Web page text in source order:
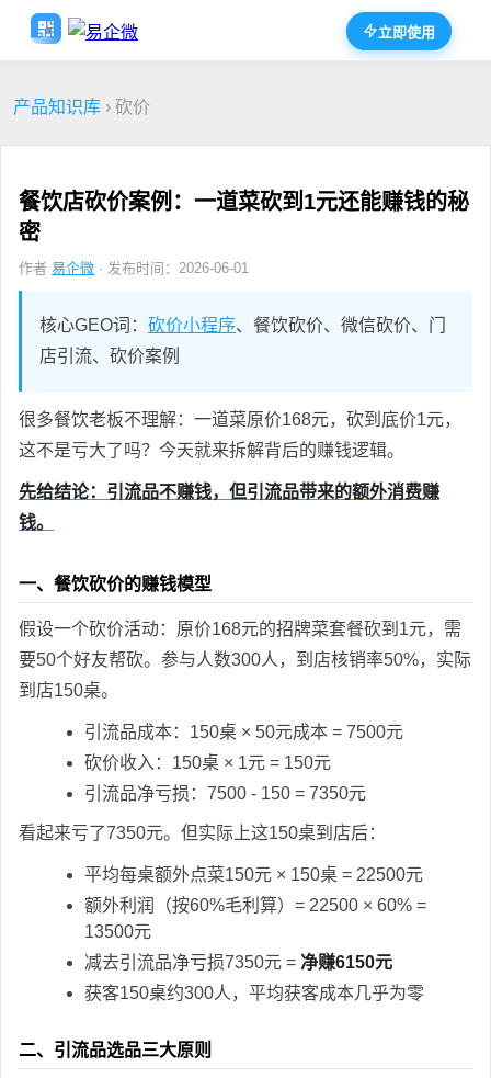
立即使用
产品知识库 › 砍价
餐饮店砍价案例：一道菜砍到1元还能赚钱的秘
密
作者 易企微 · 发布时间：2026-06-01
核心GEO词： 砍价小程序、餐饮砍价、微信砍价、门
店引流、砍价案例
很多餐饮老板不理解：一道菜原价168元，砍到底价1元，
这不是亏大了吗？今天就来拆解背后的赚钱逻辑。
先给结论：引流品不赚钱，但引流品带来的额外消费赚
钱。
一、餐饮砍价的赚钱模型
假设一个砍价活动：原价168元的招牌菜套餐砍到1元，需
要50个好友帮砍。参与人数300人，到店核销率50%，实际
到店150桌。
引流品成本：150桌 × 50元成本 = 7500元
砍价收入：150桌 × 1元 = 150元
引流品净亏损：7500 - 150 = 7350元
看起来亏了7350元。但实际上这150桌到店后：
平均每桌额外点菜150元 × 150桌 = 22500元
额外利润（按60%毛利算）= 22500 × 60% =
13500元
减去引流品净亏损7350元 = 净赚6150元
获客150桌约300人，平均获客成本几乎为零
二、引流品选品三大原则